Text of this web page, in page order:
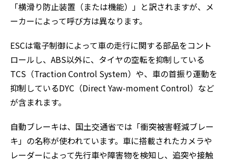
「横滑り防止装置（または機能）」と訳されますが、メ
ーカーによって呼び方は異なります。
ESCは電子制御によって車の走行に関する部品をコント
ロールし、ABS以外に、タイヤの空転を抑制している
TCS（Traction Control System）や、車の首振り運動を
抑制しているDYC（Direct Yaw-moment Control）など
が含まれます。
自動ブレーキは、国土交通省では「衝突被害軽減ブレー
キ」の名称が使われています。車に搭載されたカメラや
レーダーによって先行車や障害物を検知し、追突や接触